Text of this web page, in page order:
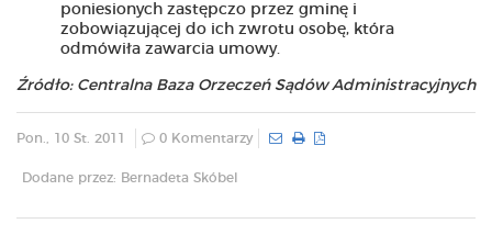
poniesionych zastępczo przez gminę i
zobowiązującej do ich zwrotu osobę, która
odmówiła zawarcia umowy.
Źródło: Centralna Baza Orzeczeń Sądów Administracyjnych
Pon., 10 St. 2011 0 Komentarzy
Dodane przez: Bernadeta Skóbel